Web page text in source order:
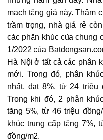
mạch tăng giá này. Thậm
trầm trọng, nhà giá rẻ
các phân khúc của chung
1/2022 của
Hà Nội ở tất cả các phân
mới. Trong đó, phân
nhất, đạt 8%, từ 24 triệu
Trong khi đó, 2 phân
tăng 5%, từ 46 triệu
khúc trung cấp tăng 7%,
đồng/m2.